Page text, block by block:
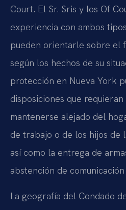
Court. El Sr. Sris y los Of
experiencia con ambos
pueden orientarle sobre el
según los hechos de su
protección en Nueva York
disposiciones que requieran
mantenerse alejado del
de trabajo o de los hijos de
así como la entrega de
abstención de
La geografía del Condado